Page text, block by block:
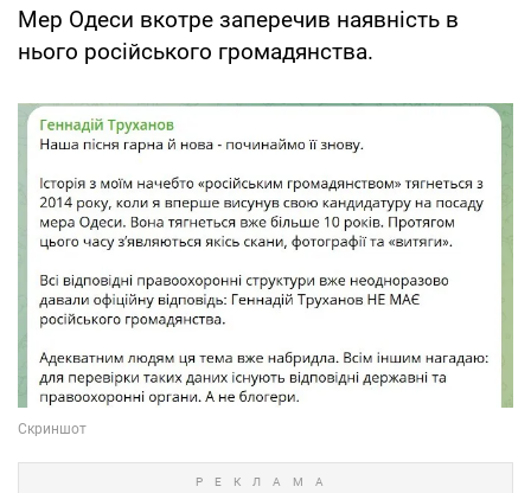
Мер Одеси вкотре заперечив наявність в
нього російського громадянства.